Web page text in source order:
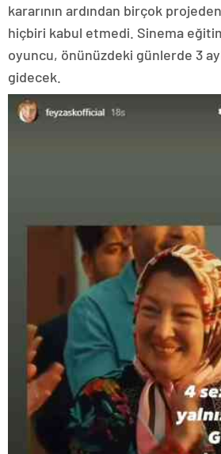
kararının ardından birçok
hiçbiri kabul etmedi. Sinema
oyuncu, önünüzdeki günlerde 3
gidecek.